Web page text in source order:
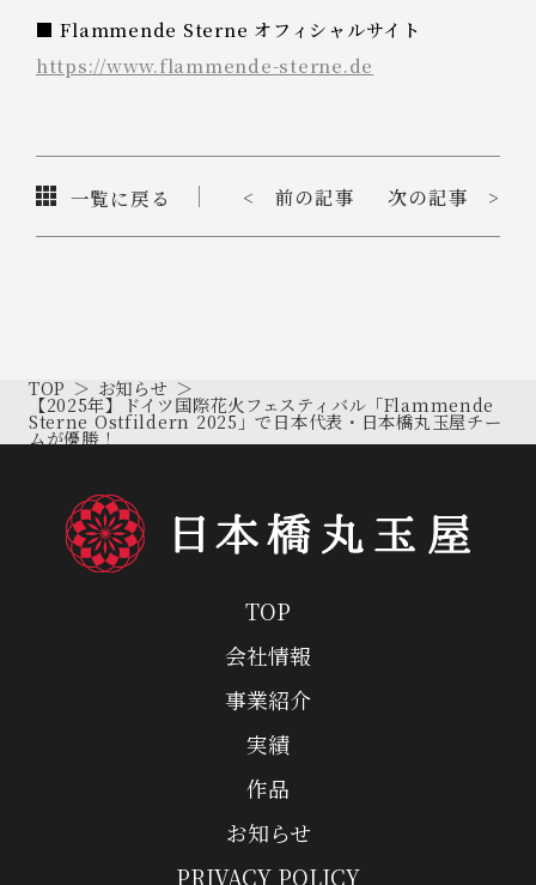
■ Flammende Sterne オフィシャルサイト
https://www.flammende-sterne.de
一覧に戻る < 前の記事 次の記事 >
TOP お知らせ
【2025年】ドイツ国際花火フェスティバル「Flammende
Sterne Ostfildern 2025」で日本代表・日本橋丸玉屋チー
ムが優勝！
TOP
会社情報
事業紹介
実績
作品
お知らせ
PRIVACY POLICY